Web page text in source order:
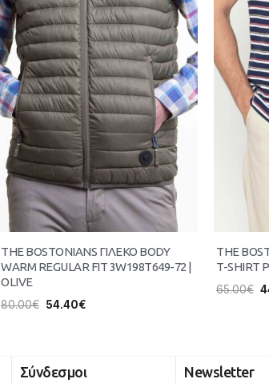
THE BOSTONIANS ΓΙΛΕΚΟ BODY
WARM REGULAR FIT 3W198T649-72 |
OLIVE
80.00€ 54.40€
THE
T-SHIRT
65.00€
Σύνδεσμοι Newsletter